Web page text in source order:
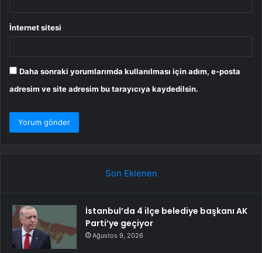
İnternet sitesi
Daha sonraki yorumlarımda kullanılması için adım, e-posta
adresim ve site adresim bu tarayıcıya kaydedilsin.
Son Eklenen
İstanbul’da 4 ilçe belediye başkanı AK
Parti’ye geçiyor
Ağustos 9, 2026